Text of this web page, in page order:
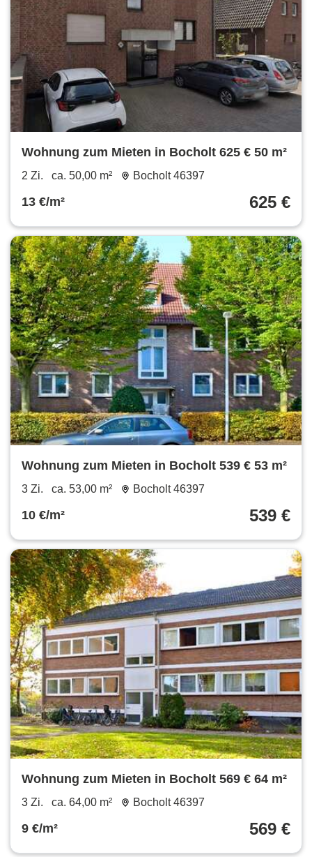
Wohnung zum Mieten in Bocholt 625 € 50 m²
2 Zi. ca. 50,00 m² Bocholt 46397
13 €/m² 625 €
Wohnung zum Mieten in Bocholt 539 € 53 m²
3 Zi. ca. 53,00 m² Bocholt 46397
10 €/m² 539 €
Wohnung zum Mieten in Bocholt 569 € 64 m²
3 Zi. ca. 64,00 m² Bocholt 46397
9 €/m² 569 €